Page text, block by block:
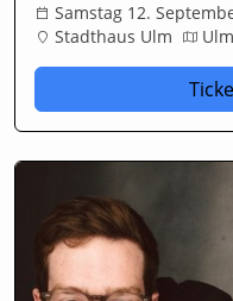
Samstag 12.
Stadthaus Ulm
Ulm